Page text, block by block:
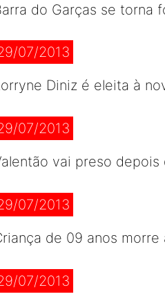
do Garças se torna
07/2013
Diniz é eleita à
07/2013
vai preso
07/2013
de 09 anos
07/2013